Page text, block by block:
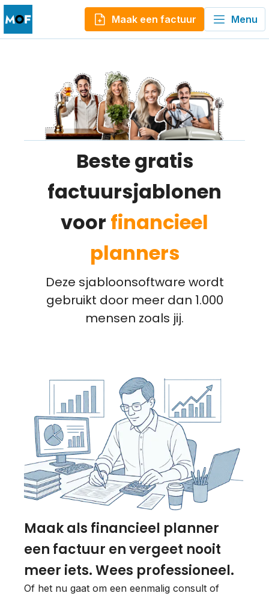
Maak een factuur Menu
Beste gratis
factuursjablonen
voor financieel
planners
Deze sjabloonsoftware wordt
gebruikt door meer dan 1.000
mensen zoals jij.
Maak als financieel planner
een factuur en vergeet nooit
meer iets. Wees professioneel.
Of het nu gaat om een eenmalig consult of